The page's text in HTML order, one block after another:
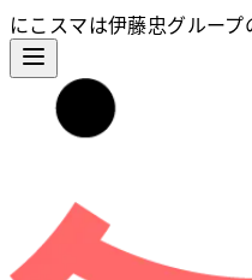
にこスマは伊藤忠グルー